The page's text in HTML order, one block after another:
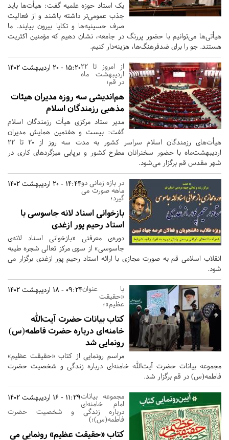
یک استاد حوزه علمیه گفت: هیأت‌ها باید
جذب عمومی‌تر داشته باشند و از فعالیت
صرف حسینیه‌ها و تکایا بیرون بیایند. ما
هیأتی‌ها می‌توانیم با حضور پررنگ در جامعه، نشان دهیم که مؤمنین اکثریت
هستند. جو را برای ضدفرهنگ‌ها، هزینه‌دار کنیم.
15:20 - 20 اردیبهشت 1402از امروز تا 22
اردیبهشت ماه
در قم؛
هم‌اندیشی سه روزه مدیران هیئات
مذهبی رزمندگان اسلام
مدیر ستاد مرکزی هیأت رزمندگان اسلام
گفت: بیست و هفتمین همایش مدیران
هیأت‌‌های رزمندگان اسلام سراسر کشور به مدت سه روز از ۲۰ تا ۲۲
اردیبهشت‌ماه با حضور سخنرانان مطرح کشور و برپایی میزگردهای کاری در
شهر مقدس قم برگزار می‌شود.
14:44 - 20 اردیبهشت 1402در بازه زمانی دو
ماهه صورت می
گیرد؛
بازخوانی اسناد لانه جاسوسی با
استاد رحیم پور ازغدی
دوره‌ی معرفتی «بازخوانی اسناد لانه‌ی
جاسوسی» از سوی مرکز تعالی شجره طیبه
انقلاب اسلامی قم به صورت مجازی با ارائه استاد رحیم پور ازغدی برگزار می
شود.
09:24 - 18 اردیبهشت 1402با عنوان
«حقیقت
عظیم»؛
کتاب بیانات حضرت آیت‌الله
خامنه‌ای درباره حضرت فاطمه(س)
رونمایی شد
مراسم رونمایی از کتاب «حقیقت عظیم»
مجموعه بیانات حضرت آیت‌الله خامنه‌ای درباره زندگی و شخصیت حضرت
فاطمه(س) در قم برگزار شد.
11:29 - 16 اردیبهشت 1402مجموعه بیانات
امام خامنه‌ای
درباره زندگی و شخصیت حضرت
فاطمه(س)؛)
کتاب «حقیقت عظیم» رونمایی می